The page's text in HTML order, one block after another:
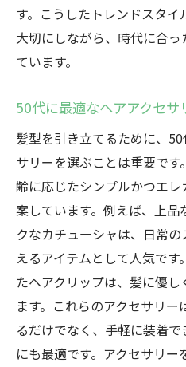
す。こうしたトレンドスタ
大切にしながら、時代に合
ています。
50代に最適なヘアアクセサ
髪型を引き立てるために、
サリーを選ぶことは重要で
齢に応じたシンプルかつエ
案しています。例えば、上
クなカチューシャは、日常
えるアイテムとして人気で
たヘアクリップは、髪に優
ます。これらのアクセサリ
るだけでなく、手軽に装着
にも最適です。アクセサリ